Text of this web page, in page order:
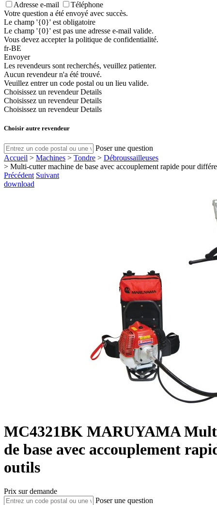
Adresse e-mail
Téléphone
Votre question a été envoyé avec succès.
Le champ '{0}' est obligatoire
Le champ '{0}' est pas une adresse e-mail valide.
Vous devez accepter la politique de confidentialité.
fr-BE
Envoyer
Les revendeurs sont recherchés, veuillez patienter.
Aucun revendeur n'a été trouvé.
Veuillez entrer un code postal ou un lieu valide.
Choisissez un revendeur Details
Choisissez un revendeur Details
Choisissez un revendeur Details
Choisir autre revendeur
Poser une question
Accueil > Machines > Tondre > Débroussailleuses
> Multi-cutter machine de base avec accouplement rapide pour
Précédent Suivant
download
MC4321BK MARUYAMA
de base avec accouplement
outils
Prix sur demande
Poser une question